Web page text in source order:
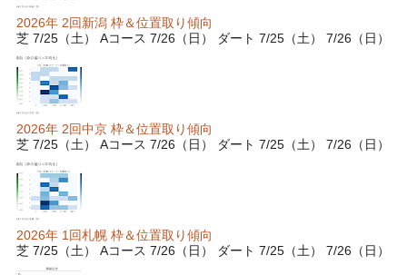
2026年 2回新潟 枠＆位置取り傾向
芝 7/25（土） Aコース 7/26（日） ダート 7/25（土） 7/26（日）
2026年 2回中京 枠＆位置取り傾向
芝 7/25（土） Aコース 7/26（日） ダート 7/25（土） 7/26（日）
2026年 1回札幌 枠＆位置取り傾向
芝 7/25（土） Aコース 7/26（日） ダート 7/25（土） 7/26（日）